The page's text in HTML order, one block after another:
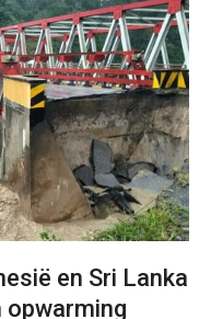
en Sri Lanka